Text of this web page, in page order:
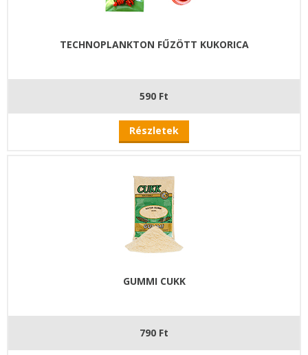
TECHNOPLANKTON FŰZÖTT KUKORICA
590 Ft
Részletek
GUMMI CUKK
790 Ft